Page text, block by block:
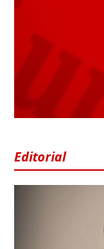
Editorial